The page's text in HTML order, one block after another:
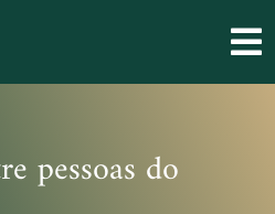
pessoas do